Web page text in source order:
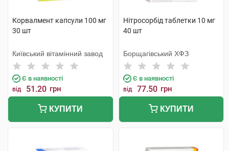
Корвалмент капсули 100 мг
30 шт
Київський вітамінний завод
Є в наявності
від 51.20 грн
КУПИТИ
Нітросорбід таблетки 10 мг
40 шт
Борщагівський ХФЗ
Є в наявності
від 77.50 грн
КУПИТИ